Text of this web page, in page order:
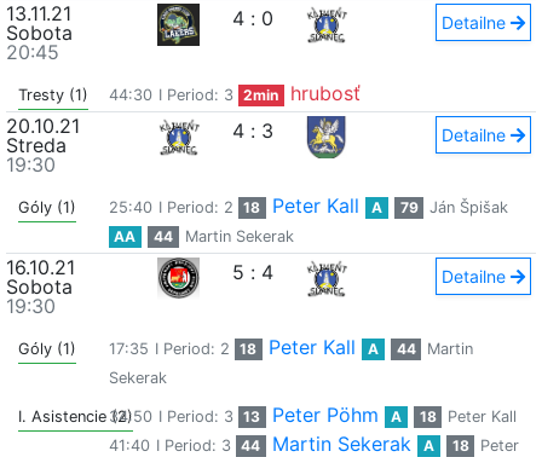
13.11.21
Sobota
20:45
4 : 0 Detailne
Tresty (1) 44:30 I Period: 3 2min
hrubosť
20.10.21
Streda
19:30
4 : 3 Detailne
Góly (1) 25:40 I Period: 2 18 Peter Kall A 79
Ján Špišak
AA
44 Martin Sekerak
16.10.21
Sobota
19:30
5 : 4 Detailne
Góly (1) 17:35 I Period: 2 18 Peter Kall A 44
Martin
Sekerak
I. Asistencie (2)34:50 I Period: 3 13 Peter Pöhm A 18
Peter Kall
41:40 I Period: 3 44 Martin Sekerak A 18
Peter